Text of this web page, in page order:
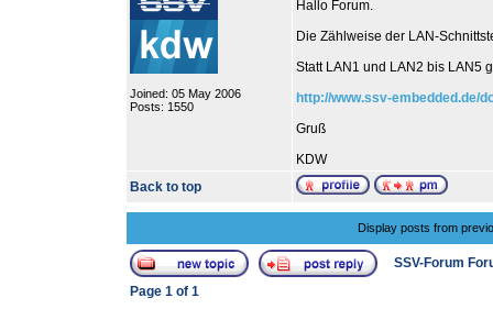
Joined: 05 May 2006
Posts: 1550
Hallo Forum.
Die Zählweise der LAN-
Statt LAN1 und LAN2 bis LAN5
http://www.ssv-embedded.de/
Gruß
KDW
Back to top
Display posts from
SSV-Forum
Page 1 of 1